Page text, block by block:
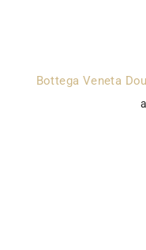
Bottega Veneta